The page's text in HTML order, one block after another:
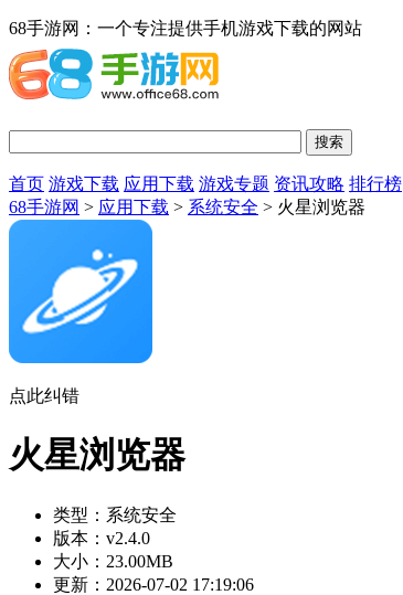
68手游网：一个专注提供手机游戏下载的网站
首页 游戏下载 应用下载 游戏专题 资讯攻略 排行榜
68手游网 > 应用下载 > 系统安全 > 火星浏览器
点此纠错
火星浏览器
类型： 系统安全
版本： v2.4.0
大小： 23.00MB
更新： 2026-07-02 17:19:06